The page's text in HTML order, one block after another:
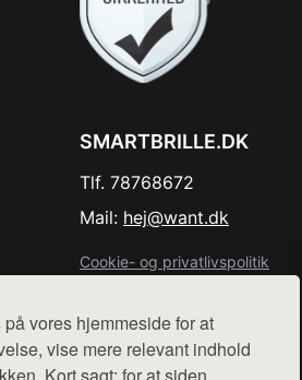
vores hjemmeside for at
vise mere relevant indhold
SMARTBRILLE.DK
Tlf. 78768672
Mail: hej@want.dk
Cookie- og privatlivspolitik
der udgiver en række